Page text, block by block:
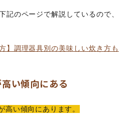
記のページで解説しているので、
】調理器具別の美味しい炊き方も
い傾向にある
高い傾向にあります。